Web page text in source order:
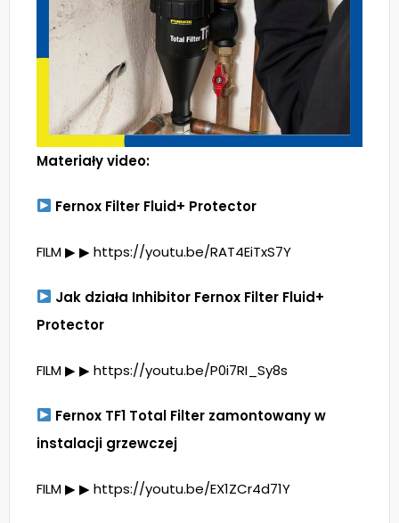
Materiały video:
Fernox Filter Fluid+ Protector
FILM ▶ ▶ https://youtu.be/RAT4EiTxS7Y
Jak działa Inhibitor Fernox Filter Fluid+
Protector
FILM ▶ ▶ https://youtu.be/P0i7RI_Sy8s
Fernox TF1 Total Filter zamontowany w
instalacji grzewczej
FILM ▶ ▶ https://youtu.be/EX1ZCr4d71Y